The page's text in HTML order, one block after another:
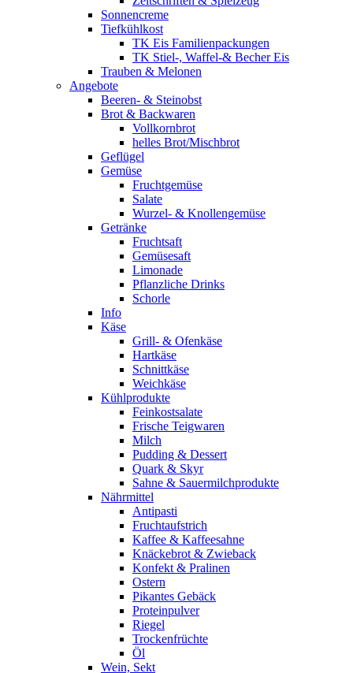
Sonnencreme
Tiefkühlkost
TK Eis Familienpackungen
TK Stiel-, Waffel-& Becher Eis
Trauben & Melonen
Angebote
Beeren- & Steinobst
Brot & Backwaren
Vollkornbrot
helles Brot/Mischbrot
Geflügel
Gemüse
Fruchtgemüse
Salate
Wurzel- & Knollengemüse
Getränke
Fruchtsaft
Gemüsesaft
Limonade
Pflanzliche Drinks
Schorle
Info
Käse
Grill- & Ofenkäse
Hartkäse
Schnittkäse
Weichkäse
Kühlprodukte
Feinkostsalate
Frische Teigwaren
Milch
Pudding & Dessert
Quark & Skyr
Sahne & Sauermilchprodukte
Nährmittel
Antipasti
Fruchtaufstrich
Kaffee & Kaffeesahne
Knäckebrot & Zwieback
Konfekt & Pralinen
Ostern
Pikantes Gebäck
Proteinpulver
Riegel
Trockenfrüchte
Öl
Wein, Sekt